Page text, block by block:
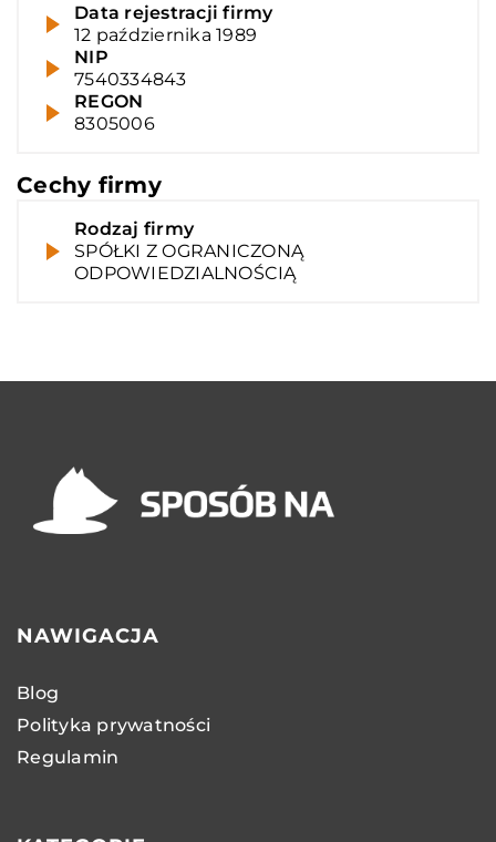
Data rejestracji firmy
12 października 1989
NIP
7540334843
REGON
8305006
Cechy firmy
Rodzaj firmy
SPÓŁKI Z OGRANICZONĄ
ODPOWIEDZIALNOŚCIĄ
NAWIGACJA
Blog
Polityka prywatności
Regulamin